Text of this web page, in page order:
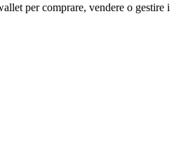
per comprare, vendere o gestire i